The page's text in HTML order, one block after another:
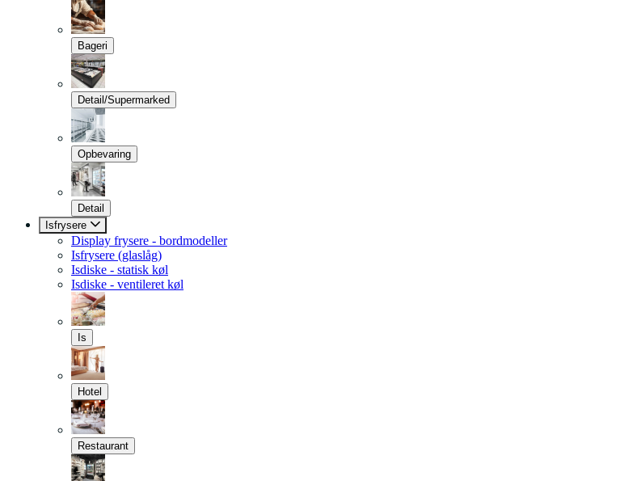
Bageri
Detail/Supermarked
Opbevaring
Detail
Isfrysere
Display frysere - bordmodeller
Isfrysere (glaslåg)
Isdiske - statisk køl
Isdiske - ventileret køl
Is
Hotel
Restaurant